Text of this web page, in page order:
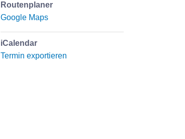
Routenplaner
Google Maps
iCalendar
Termin exportieren